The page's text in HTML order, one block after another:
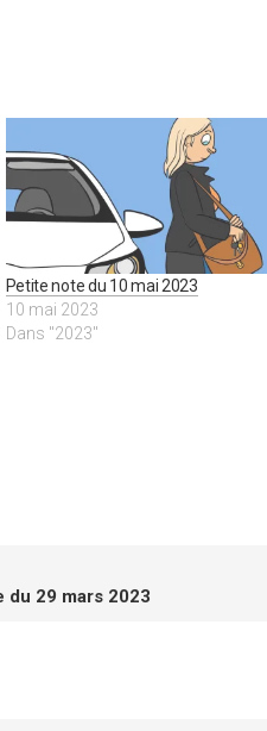
Petite note du 10 mai 2023
10 mai 2023
Dans "2023"
du 29 mars 2023